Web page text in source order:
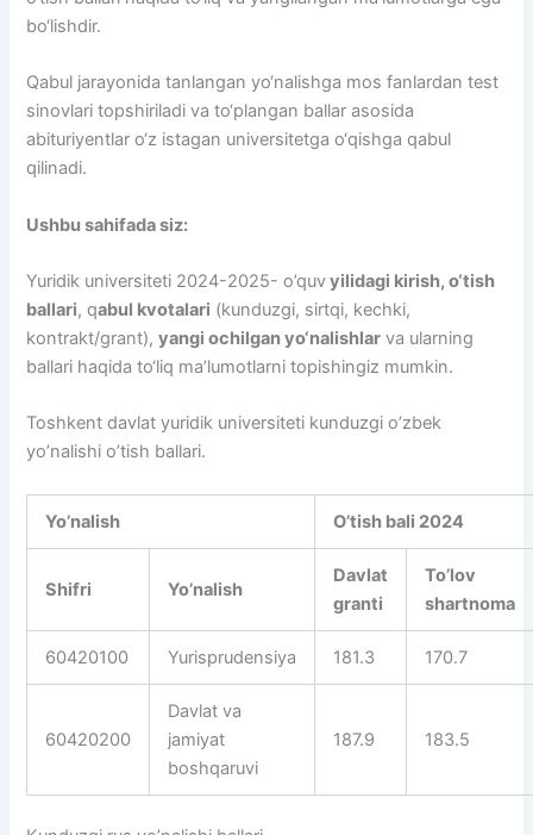
bo‘lishdir.
Qabul jarayonida tanlangan yo‘nalishga mos fanlardan test
sinovlari topshiriladi va to‘plangan ballar asosida
abituriyentlar o‘z istagan universitetga o‘qishga qabul
qilinadi.
Ushbu sahifada siz:
Yuridik universiteti 2024-2025- o’quvyilidagi kirish, o‘tish
ballari, qabul kvotalari (kunduzgi, sirtqi, kechki,
kontrakt/grant),yangi ochilgan yo‘nalishlar va ularning
ballari haqida to‘liq ma’lumotlarni topishingiz mumkin.
Toshkent davlat yuridik universiteti kunduzgi o’zbek
yo’nalishi o’tish ballari.
Yo’nalish O’tish bali 2024
Shifri Yo’nalish
Davlat
granti
To’lov
shartnoma
60420100 Yurisprudensiya 181.3 170.7
60420200
Davlat va
jamiyat
boshqaruvi
187.9 183.5